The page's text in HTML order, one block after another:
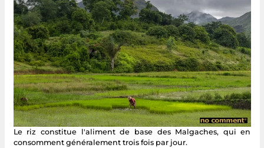
Le riz constitue l'aliment de base des Malgaches, qui en
consomment généralement trois fois par jour.